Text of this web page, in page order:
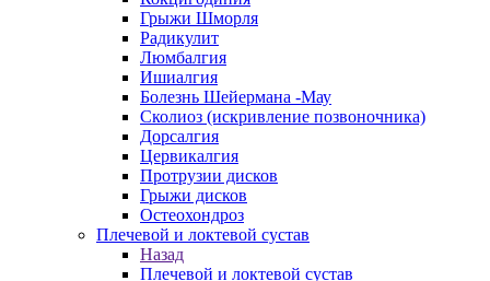
Грыжи Шморля
Радикулит
Люмбалгия
Ишиалгия
Болезнь Шейермана -Мау
Сколиоз (искривление позвоночника)
Дорсалгия
Цервикалгия
Протрузии дисков
Грыжи дисков
Остеохондроз
Плечевой и локтевой сустав
Назад
Плечевой и локтевой сустав